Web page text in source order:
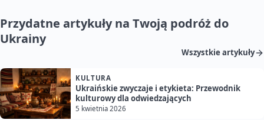
Przydatne artykuły na Twoją podróż do
Ukrainy
Wszystkie artykuły
KULTURA
Ukraińskie zwyczaje i etykieta: Przewodnik
kulturowy dla odwiedzających
5 kwietnia 2026